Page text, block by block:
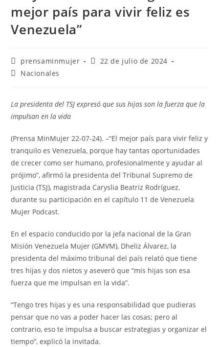
mejor país para vivir feliz es
Venezuela”
prensaminmujer
22 de julio de 2024
Nacionales
La presidenta del TSJ expresó que sus hijas son la fuerza que la
impulsan en la vida
(Prensa MinMujer 22-07-24). –“El mejor país para vivir feliz y
tranquilo es Venezuela, porque hay tantas oportunidades
de crecer como ser humano, profesionalmente y ayudar al
prójimo”, afirmó la presidenta del Tribunal Supremo de
Justicia (TSJ), magistrada Caryslia Beatriz Rodríguez,
durante su participación en el capítulo 11 de Venezuela
Mujer Podcast.
En el espacio conducido por la jefa nacional de la Gran
Misión Venezuela Mujer (GMVM), Dheliz Álvarez, la
presidenta del máximo tribunal del país relató que tiene
tres hijas y dos nietos y aseveró que “mis hijas son esa
fuerza que me impulsan en la vida”.
“Tengo tres hijas y es una responsabilidad que pudieras
pensar que no vas a poder hacer las cosas; pero al
contrario, eso te impulsa a buscar estrategias y organizar el
tiempo”, explicó la invitada.